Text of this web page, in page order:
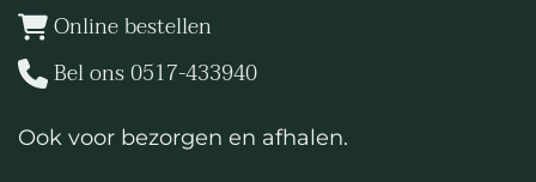
Online bestellen
Bel ons 0517-433940
Ook voor bezorgen en afhalen.